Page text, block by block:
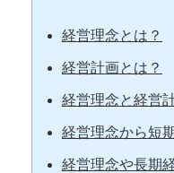
経営理念とは？
経営計画とは？
経営理念と経営
経営理念から短
経営理念や長期